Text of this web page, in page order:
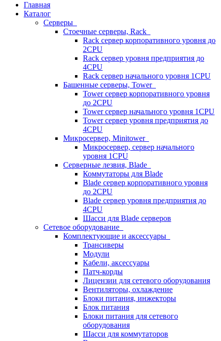
Главная
Каталог
Серверы
Стоечные серверы, Rack
Rack сервер корпоративного уровня до
2CPU
Rack сервер уровня предприятия до
4CPU
Rack сервер начального уровня 1CPU
Башенные серверы, Tower
Tower сервер корпоративного уровня
до 2CPU
Tower сервер начального уровня 1CPU
Tower сервер уровня предприятия до
4CPU
Микросервер, Minitower
Микросервер, сервер начального
уровня 1CPU
Серверные лезвия, Blade
Коммутаторы для Blade
Blade сервер корпоративного уровня
до 2CPU
Blade сервер уровня предприятия до
4CPU
Шасси для Blade серверов
Сетевое оборудование
Комплектующие и аксессуары
Трансиверы
Модули
Кабели, аксессуары
Патч-корды
Лицензии для сетевого оборудования
Вентиляторы, охлаждение
Блоки питания, инжекторы
Блок питания
Блоки питания для сетевого
оборудования
Шасси для коммутаторов